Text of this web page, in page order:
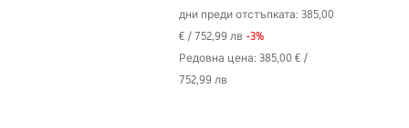
LUNGO
24 месеца
дни преди отстъпката: 385,00
€ / 752,99 лв -3%
Редовна цена: 385,00 € /
752,99 лв